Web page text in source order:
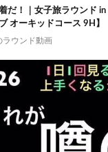
だ！｜女子旅ラウンド
オーキッドコース 9H】
ラウンド動画